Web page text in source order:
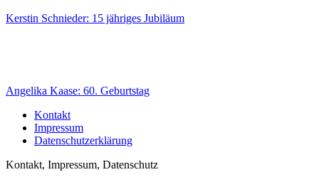
Kerstin Schnieder: 15 jähriges Jubiläum
Angelika Kaase: 60. Geburtstag
Kontakt
Impressum
Datenschutzerklärung
Kontakt, Impressum, Datenschutz